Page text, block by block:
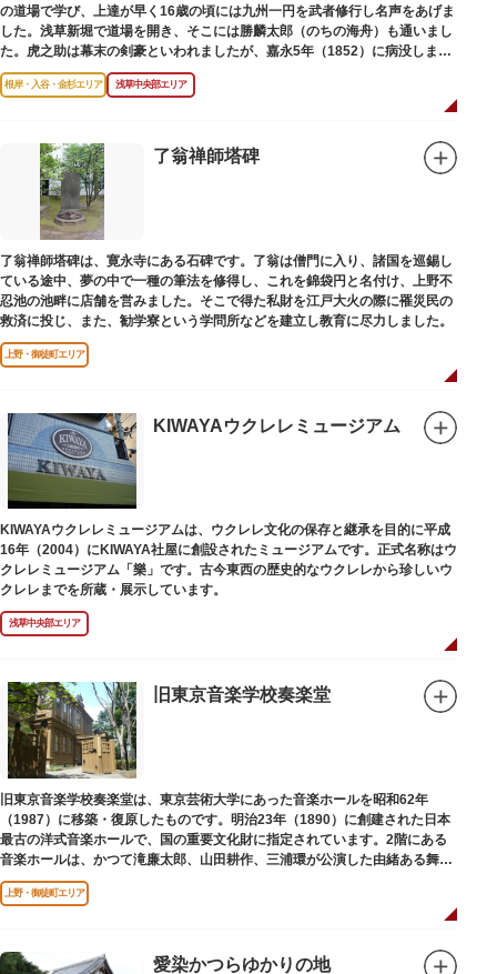
の道場で学び、上達が早く16歳の頃には九州一円を武者修行し名声をあげま
した。浅草新堀で道場を開き、そこには勝麟太郎（のちの海舟）も通いまし
た。虎之助は幕末の剣豪といわれましたが、嘉永5年（1852）に病没しまし
た。お墓は正定寺（しょうじょうじ）にあります。
根岸・入谷・金杉エリア 浅草中央部エリア
了翁禅師塔碑
了翁禅師塔碑は、寛永寺にある石碑です。了翁は僧門に入り、諸国を巡錫し
ている途中、夢の中で一種の筆法を修得し、これを錦袋円と名付け、上野不
忍池の池畔に店舗を営みました。そこで得た私財を江戸大火の際に罹災民の
救済に投じ、また、勧学寮という学問所などを建立し教育に尽力しました。
上野・御徒町エリア
KIWAYAウクレレミュージアム
KIWAYAウクレレミュージアムは、ウクレレ文化の保存と継承を目的に平成
16年（2004）にKIWAYA社屋に創設されたミュージアムです。正式名称はウ
クレレミュージアム「樂」です。古今東西の歴史的なウクレレから珍しいウ
クレレまでを所蔵・展示しています。
浅草中央部エリア
旧東京音楽学校奏楽堂
旧東京音楽学校奏楽堂は、東京芸術大学にあった音楽ホールを昭和62年
（1987）に移築・復原したものです。明治23年（1890）に創建された日本
最古の洋式音楽ホールで、国の重要文化財に指定されています。2階にある
音楽ホールは、かつて滝廉太郎、山田耕作、三浦環が公演した由緒ある舞台
です。
上野・御徒町エリア
愛染かつらゆかりの地